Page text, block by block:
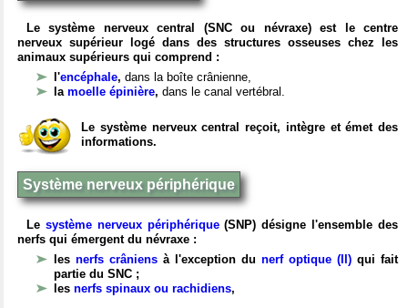
Le système nerveux central (SNC ou névraxe) est le centre
nerveux supérieur logé dans des structures osseuses chez les
animaux supérieurs qui comprend :
l'encéphale, dans la boîte crânienne,
la moelle épinière, dans le canal vertébral.
Le système nerveux central reçoit, intègre et émet des
informations.
Système nerveux périphérique
Le système nerveux périphérique(SNP) désigne l'ensemble des
nerfs qui émergent du névraxe :
les nerfs crâniens à l'exception du nerf optique (II) qui fait
partie du SNC ;
les nerfs spinaux ou rachidiens,